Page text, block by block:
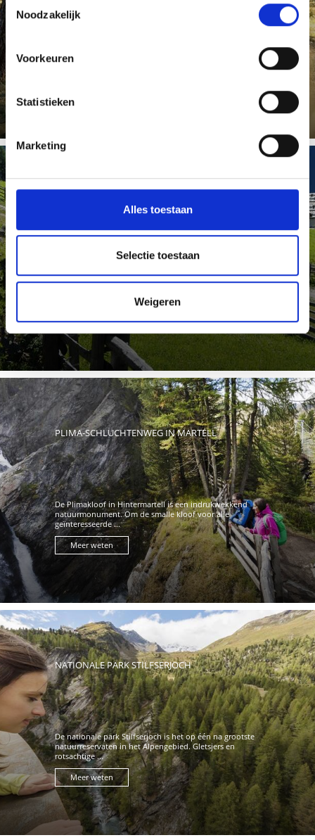
Noodzakelijk
Voorkeuren
Statistieken
Marketing
Alles toestaan
Selectie toestaan
Weigeren
Sonnenberg en de groene, waterrijke Nördersberg
WAALWEGEN
Rondom Latsch en Martell in het Vinschgau liggen
enkele van de mooiste en authentiekste Waalwegen van
Meer weten
PLIMA-SCHLUCHTENWEG IN MARTELL
De Plimakloof in Hintermartell is een indrukwekkend
natuurmonument. Om de smalle kloof voor alle
geïnteresseerde ...
Meer weten
NATIONALE PARK STILFSERJOCH
De nationale park Stilfserjoch is het op één na grootste
natuurreservaten in het Alpengebied. Gletsjers en
rotsachtige ...
Meer weten